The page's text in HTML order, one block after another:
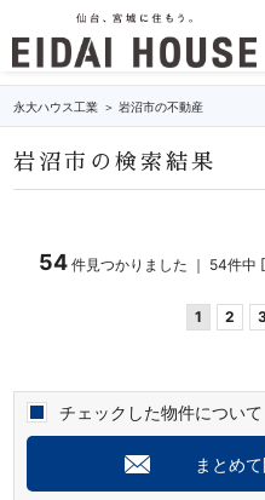
永大ハウス工業 岩沼市の不動産
岩沼市の検索結果
54 件見つかりました ｜ 54件中
1 2
チェックした物件について
まとめ